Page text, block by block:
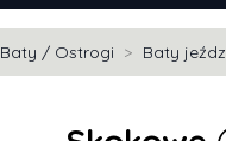
Baty / Ostrogi Baty